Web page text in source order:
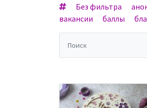
Без фильтра
вакансии
баллы